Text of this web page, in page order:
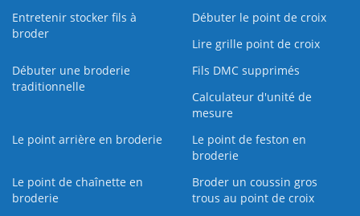
Entretenir stocker fils à
broder
Débuter le point de croix
Lire grille point de croix
Débuter une broderie
traditionnelle
Fils DMC supprimés
Calculateur d'unité de
mesure
Le point arrière en broderie
Le point de feston en
broderie
Le point de chaînette en
broderie
Broder un coussin gros
trous au point de croix